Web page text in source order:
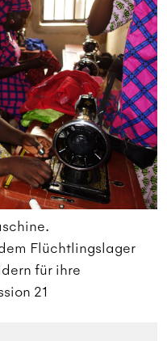
Flüchtlingslager
für ihre
21